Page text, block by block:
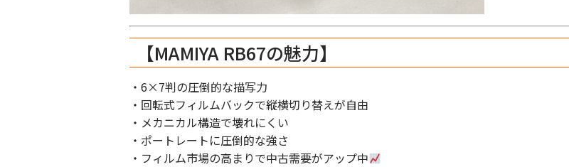
【MAMIYA RB67の魅力】
・6×7判の圧倒的な描写力
・回転式フィルムバックで縦横切り替えが自由
・メカニカル構造で壊れにくい
・ポートレートに圧倒的な強さ
・フィルム市場の高まりで中古需要がアップ中